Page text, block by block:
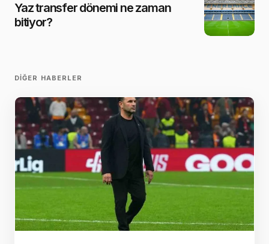
Yaz transfer dönemi ne zaman
bitiyor?
DIĞER HABERLER